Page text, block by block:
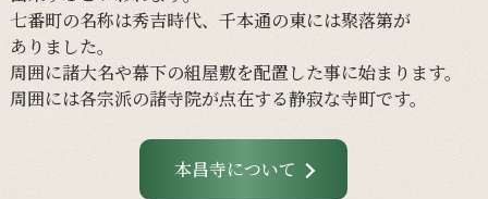
七番町の名称は秀吉時代、 千本通の東には聚落第が
ありました。
周囲に諸大名や幕下の組屋敷を配置した事に始まります。
周囲には各宗派の諸寺院が点在する静寂な寺町です。
本昌寺について